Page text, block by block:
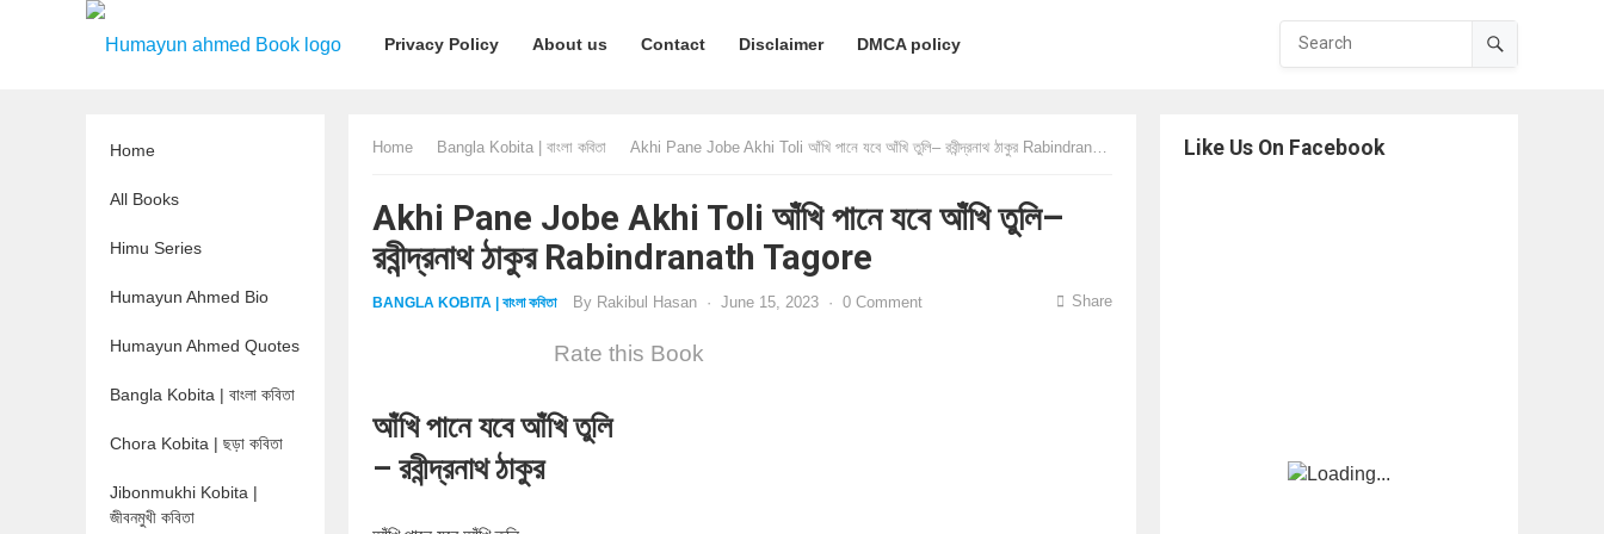
Privacy Policy About us Contact Disclaimer DMCA policy
Home
All Books
Himu Series
Humayun Ahmed Bio
Humayun Ahmed Quotes
Bangla Kobita | বাংলা কবিতা
Chora Kobita | ছড়া কবিতা
Jibonmukhi Kobita |
জীবনমুখী কবিতা
Home Bangla Kobita | বাংলা কবিতা Akhi Pane Jobe Akhi Toli আঁখি পানে যবে আঁখি তুলি– রবীন্দ্রনাথ ঠাকুর Rabindranath Tagore
Akhi Pane Jobe Akhi Toli আঁখি পানে যবে আঁখি তুলি–
রবীন্দ্রনাথ ঠাকুর Rabindranath Tagore
BANGLA KOBITA | বাংলা কবিতা By Rakibul Hasan · June 15, 2023 · 0 Comment Share
Rate this Book
আঁখি পানে যবে আঁখি তুলি
– রবীন্দ্রনাথ ঠাকুর
Like Us On Facebook